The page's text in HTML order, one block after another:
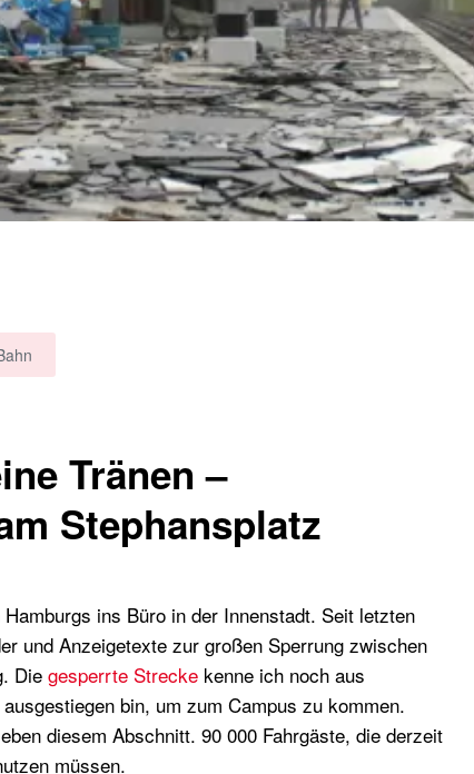
Tränen –
Stephansplatz
ins Büro in der Innenstadt. Seit letzten
und Anzeigetexte zur großen Sperrung zwischen
Die gesperrte Strecke kenne ich noch aus
bin, um zum Campus zu kommen.
diesem Abschnitt. 90 000 Fahrgäste, die derzeit
müssen.